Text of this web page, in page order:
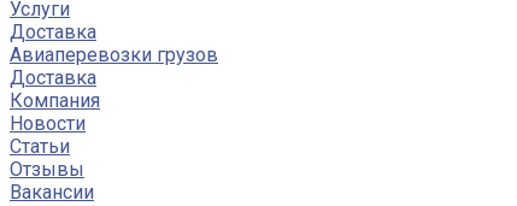
Услуги
Доставка
Авиаперевозки грузов
Доставка
Компания
Новости
Статьи
Отзывы
Вакансии